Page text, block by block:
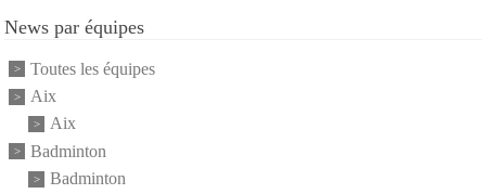
News par équipes
Toutes les équipes
Aix
Aix
Badminton
Badminton